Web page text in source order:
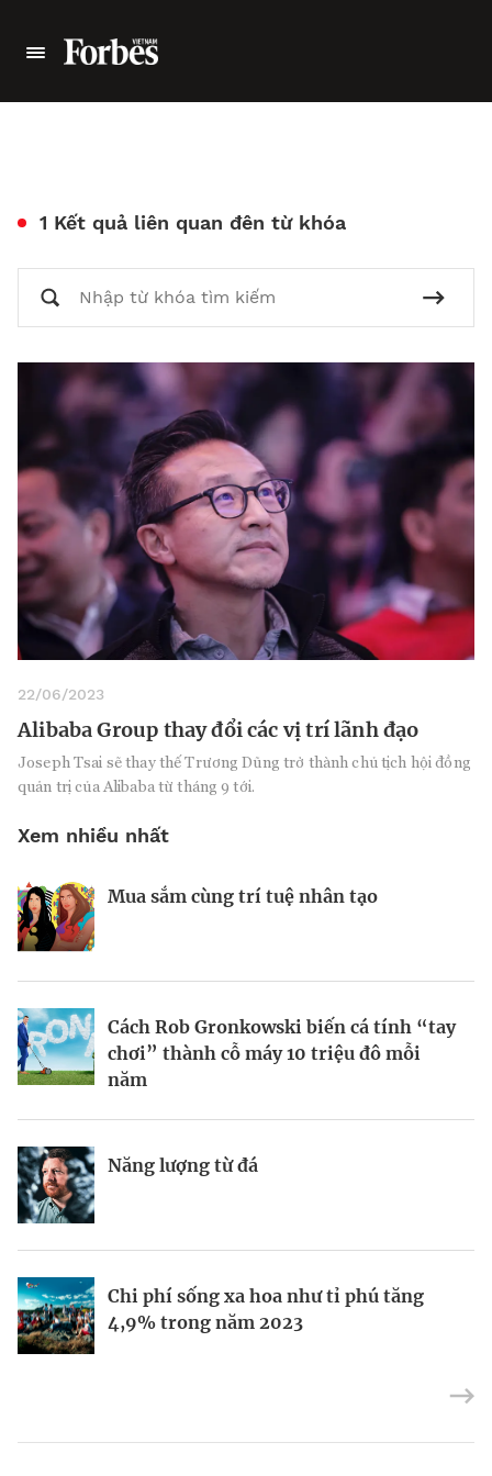
1 Kết quả liên quan đên từ khóa
22/06/2023
Alibaba Group thay đổi các vị trí lãnh đạo
Joseph Tsai sẽ thay thế Trương Dũng trở thành chủ tịch hội đồng
quản trị của Alibaba từ tháng 9 tới.
Xem nhiều nhất
Mua sắm cùng trí tuệ nhân tạo
Cách Rob Gronkowski biến cá tính “tay
chơi” thành cỗ máy 10 triệu đô mỗi
năm
Năng lượng từ đá
Chi phí sống xa hoa như tỉ phú tăng
4,9% trong năm 2023
Nhà sáng lập 25 tuổi và tham vọng lật
Thợ săn khoản vay
Nếu biết tận dụng, AI sẽ giúp điều hành
công ty tốt hơn
Định vị doanh nghiệp Việt trên bản đồ
kinh tế toàn cầu
Kiểm soát bất ổn và bảo vệ sức khỏe
BRANDCONNECT | Brand Contributor
Champagne hàng đầu cho chất riêng
mùa lễ hội
Kết nối liên vùng: Đòn bẩy chiến lược
Mukesh Ambani sắp chuyển giao quyền
điều hành Reliance Industries cho các